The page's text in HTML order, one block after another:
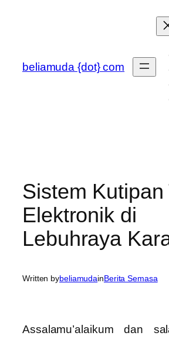
beliamuda {dot} com
Sistem Kutipan
Elektronik di
Lebuhraya
Written bybeliamudainBerita Semasa
Assalamu’alaikum dan